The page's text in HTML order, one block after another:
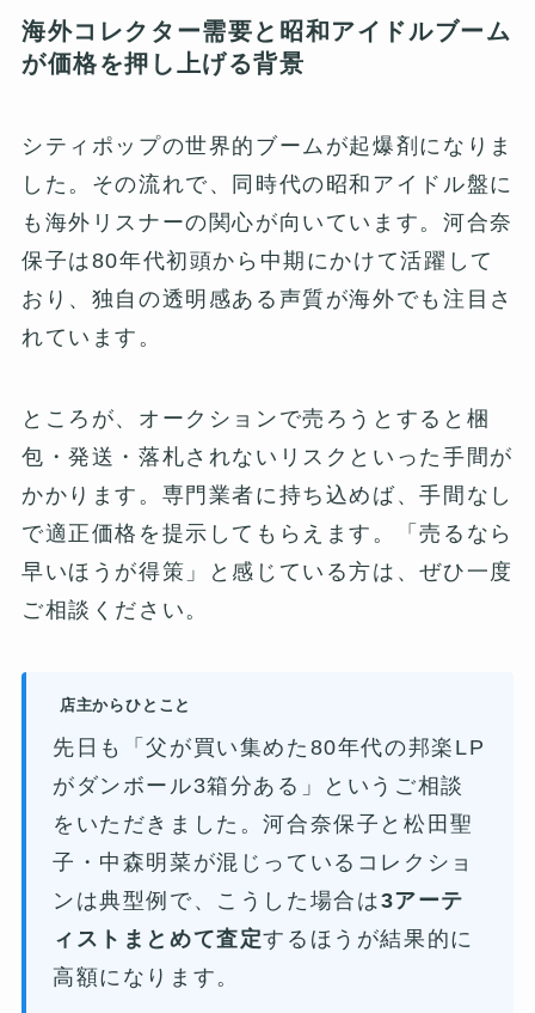
海外コレクター需要と昭和アイドルブーム
が価格を押し上げる背景
シティポップの世界的ブームが起爆剤になりま
した。その流れで、同時代の昭和アイドル盤に
も海外リスナーの関心が向いています。河合奈
保子は80年代初頭から中期にかけて活躍して
おり、独自の透明感ある声質が海外でも注目さ
れています。
ところが、オークションで売ろうとすると梱
包・発送・落札されないリスクといった手間が
かかります。専門業者に持ち込めば、手間なし
で適正価格を提示してもらえます。「売るなら
早いほうが得策」と感じている方は、ぜひ一度
ご相談ください。
店主からひとこと
先日も「父が買い集めた80年代の邦楽LP
がダンボール3箱分ある」というご相談
をいただきました。河合奈保子と松田聖
子・中森明菜が混じっているコレクショ
ンは典型例で、こうした場合は3アーテ
ィストまとめて査定するほうが結果的に
高額になります。